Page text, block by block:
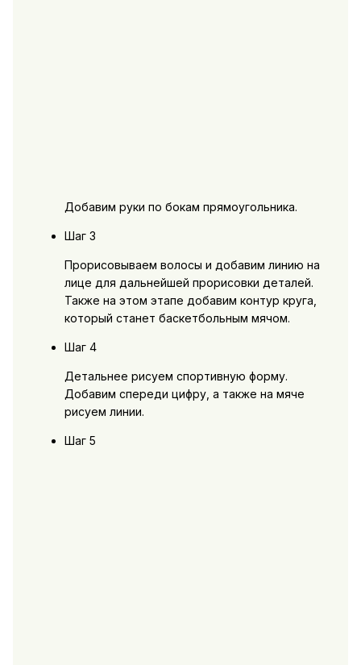
Добавим руки по бокам прямоугольника.
Шаг 3
Прорисовываем волосы и добавим линию на
лице для дальнейшей прорисовки деталей.
Также на этом этапе добавим контур круга,
который станет баскетбольным мячом.
Шаг 4
Детальнее рисуем спортивную форму.
Добавим спереди цифру, а также на мяче
рисуем линии.
Шаг 5